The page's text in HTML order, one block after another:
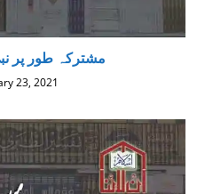
مشترکہ طور پر
23, 2021